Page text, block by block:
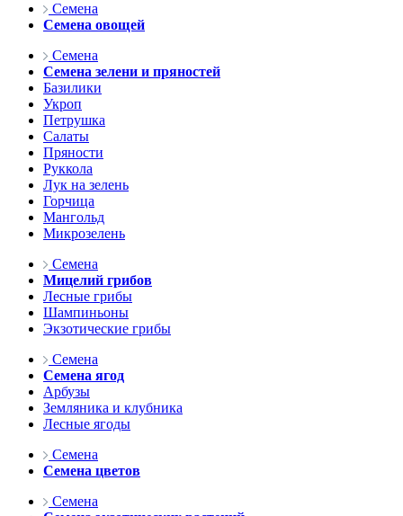
Семена
Семена овощей
Семена
Семена зелени и пряностей
Базилики
Укроп
Петрушка
Салаты
Пряности
Руккола
Лук на зелень
Горчица
Мангольд
Микрозелень
Семена
Мицелий грибов
Лесные грибы
Шампиньоны
Экзотические грибы
Семена
Семена ягод
Арбузы
Земляника и клубника
Лесные ягоды
Семена
Семена цветов
Семена